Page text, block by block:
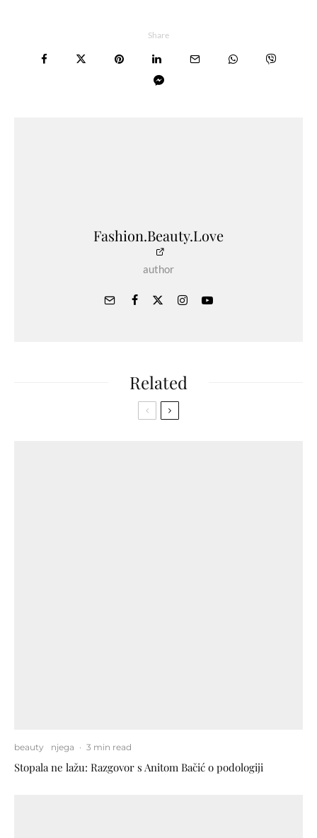
Share
Fashion.Beauty.Love
author
Related
beauty njega · 3 min read
Stopala ne lažu: Razgovor s Anitom Bačić o podologiji